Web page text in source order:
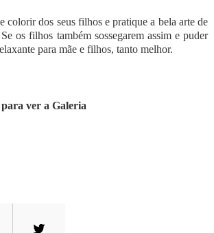
colorir dos seus filhos e pratique a bela arte de
os filhos também sossegarem assim e puder
para mãe e filhos, tanto melhor.
ver a Galeria